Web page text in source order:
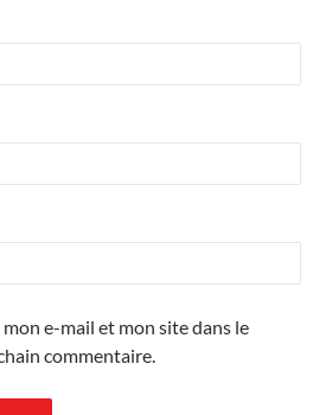
e-mail et mon site dans le
commentaire.